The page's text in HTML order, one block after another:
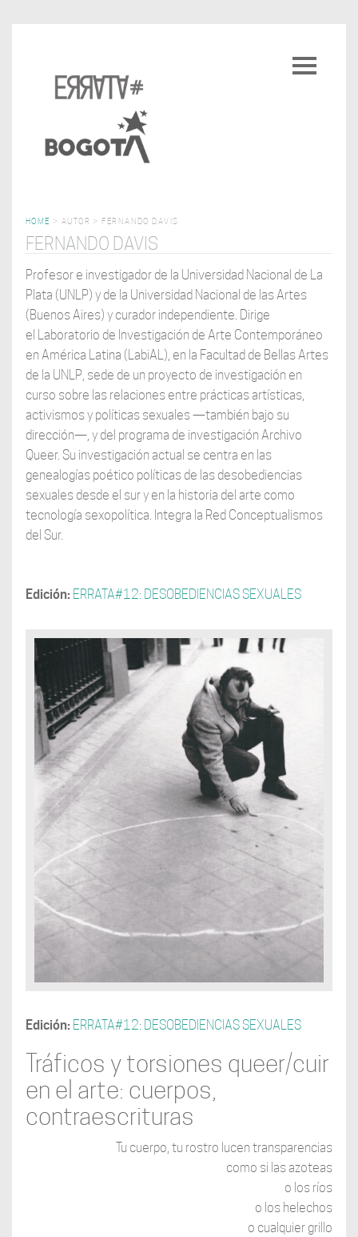
Toggle
HOME > AUTOR > FERNANDO DAVIS
FERNANDO DAVIS
Profesor e investigador de la Universidad Nacional de La
Plata (UNLP) y de la Universidad Nacional de las Artes
(Buenos Aires) y curador independiente. Dirige
el Laboratorio de Investigación de Arte Contemporáneo
en América Latina (LabiAL), en la Facultad de Bellas Artes
de la UNLP, sede de un proyecto de investigación en
curso sobre las relaciones entre prácticas artísticas,
activismos y políticas sexuales —también bajo su
dirección—, y del programa de investigación Archivo
Queer. Su investigación actual se centra en las
genealogías poético políticas de las desobediencias
sexuales desde el sur y en la historia del arte como
tecnología sexopolítica. Integra la Red Conceptualismos
del Sur.
Edición: ERRATA#12: DESOBEDIENCIAS SEXUALES
Edición: ERRATA#12: DESOBEDIENCIAS SEXUALES
Tráficos y torsiones queer/cuir
en el arte: cuerpos,
contraescrituras
Tu cuerpo, tu rostro lucen transparencias
como si las azoteas
o los ríos
o los helechos
o cualquier grillo